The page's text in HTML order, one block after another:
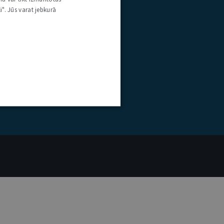
Jūs varat jebkurā